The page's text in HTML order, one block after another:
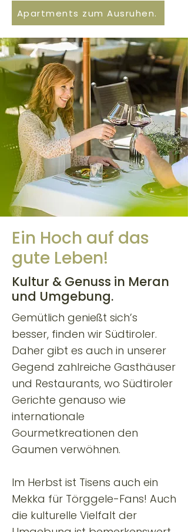
Apartments zum Ausruhen.
Ein Hoch auf das
gute Leben!
Kultur & Genuss in Meran
und Umgebung.
Gemütlich genießt sich’s
besser, finden wir Südtiroler.
Daher gibt es auch in unserer
Gegend zahlreiche Gasthäuser
und Restaurants, wo Südtiroler
Gerichte genauso wie
internationale
Gourmetkreationen den
Gaumen verwöhnen.
Im Herbst ist Tisens auch ein
Mekka für Törggele-Fans! Auch
die kulturelle Vielfalt der